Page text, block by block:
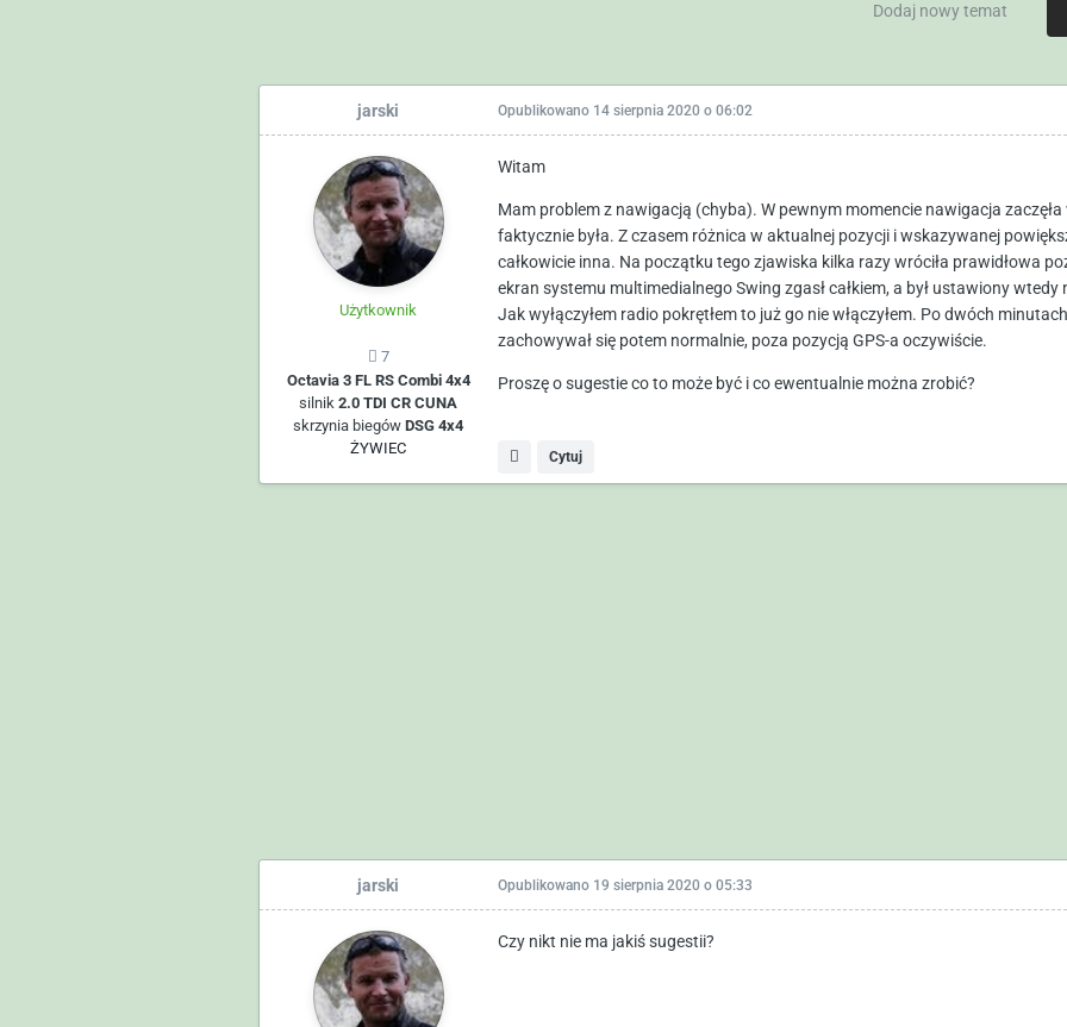
Dodaj nowy temat
jarski
Użytkownik
7
Octavia 3 FL RS Combi 4x4
silnik2.0 TDI CR CUNA
skrzynia biegówDSG 4x4
ŻYWIEC
Opublikowano 14 sierpnia 2020 o 06:02
Witam
Mam problem z nawigacją (chyba). W pewnym momencie nawigacja
faktycznie była. Z czasem różnica w aktualnej pozycji i wskazywanej
całkowicie inna. Na początku tego zjawiska kilka razy wróciła prawidłowa
ekran systemu multimedialnego Swing zgasł całkiem, a był ustawiony wtedy
Jak wyłączyłem radio pokrętłem to już go nie włączyłem. Po dwóch
zachowywał się potem normalnie, poza pozycją GPS-a oczywiście.
Proszę o sugestie co to może być i co ewentualnie można zrobić?
Cytuj
jarski Opublikowano 19 sierpnia 2020 o 05:33
Czy nikt nie ma jakiś sugestii?